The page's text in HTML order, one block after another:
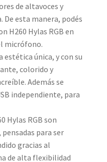
de altavoces y
esta manera, podés
H260 Hylas RGB en
micrófono.
estética única, y con su
colorido y
Además se
independiente, para
Hylas RGB son
para ser
gracias al
de alta flexibilidad